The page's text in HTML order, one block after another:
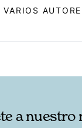
VARIOS
a nuestro